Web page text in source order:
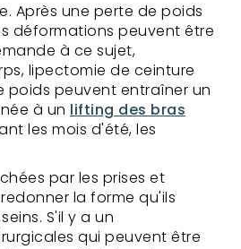
Après une perte de poids
déformations peuvent être
à ce sujet,
lipectomie de ceinture
poids peuvent entraîner un
à un lifting des bras
les mois d'été, les
par les prises et
la forme qu'ils
S'il y a un
qui peuvent être